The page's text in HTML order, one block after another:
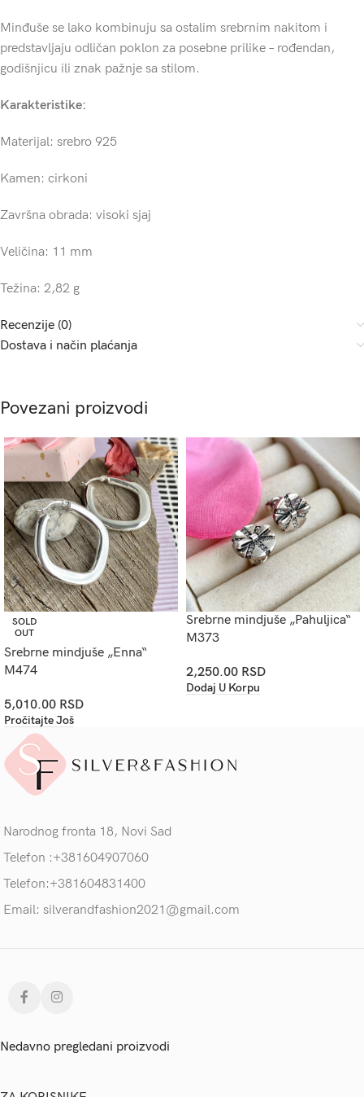
Minđuše se lako kombinuju sa ostalim srebrnim nakitom i
predstavljaju odličan poklon za posebne prilike – rođendan,
godišnjicu ili znak pažnje sa stilom.
Karakteristike:
Materijal: srebro 925
Kamen: cirkoni
Završna obrada: visoki sjaj
Veličina: 11 mm
Težina: 2,82 g
Recenzije (0)
Dostava i način plaćanja
Povezani proizvodi
SOLD
OUT
Srebrne mindjuše „Enna“
M474
5,010.00 RSD
Pročitajte Još
Srebrne mindjuše „Pahuljica“
M373
2,250.00 RSD
Dodaj U Korpu
Narodnog fronta 18, Novi Sad
Telefon :+381604907060
Telefon:+381604831400
Email: silverandfashion2021@gmail.com
Nedavno pregledani proizvodi